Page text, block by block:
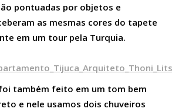
pontuadas por objetos e
as mesmas cores do tapete
em um tour pela Turquia.
também feito em um tom bem
e nele usamos dois chuveiros